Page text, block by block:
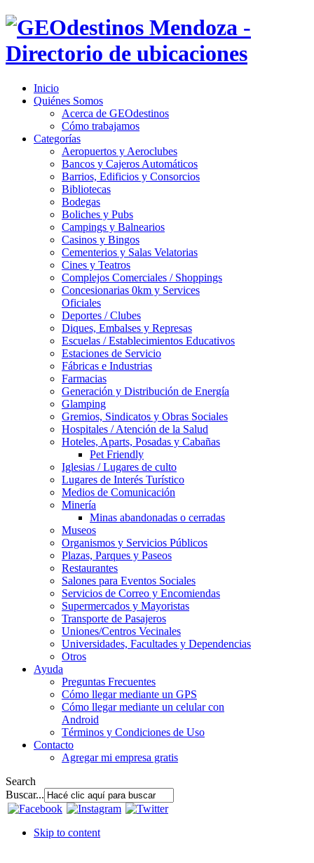
Inicio
Quiénes Somos
Acerca de GEOdestinos
Cómo trabajamos
Categorías
Aeropuertos y Aeroclubes
Bancos y Cajeros Automáticos
Barrios, Edificios y Consorcios
Bibliotecas
Bodegas
Boliches y Pubs
Campings y Balnearios
Casinos y Bingos
Cementerios y Salas Velatorias
Cines y Teatros
Complejos Comerciales / Shoppings
Concesionarias 0km y Services
Oficiales
Deportes / Clubes
Diques, Embalses y Represas
Escuelas / Establecimientos Educativos
Estaciones de Servicio
Fábricas e Industrias
Farmacias
Generación y Distribución de Energía
Glamping
Gremios, Sindicatos y Obras Sociales
Hospitales / Atención de la Salud
Hoteles, Aparts, Posadas y Cabañas
Pet Friendly
Iglesias / Lugares de culto
Lugares de Interés Turístico
Medios de Comunicación
Minería
Minas abandonadas o cerradas
Museos
Organismos y Servicios Públicos
Plazas, Parques y Paseos
Restaurantes
Salones para Eventos Sociales
Servicios de Correo y Encomiendas
Supermercados y Mayoristas
Transporte de Pasajeros
Uniones/Centros Vecinales
Universidades, Facultades y Dependencias
Otros
Ayuda
Preguntas Frecuentes
Cómo llegar mediante un GPS
Cómo llegar mediante un celular con
Android
Términos y Condiciones de Uso
Contacto
Agregar mi empresa gratis
Search
Buscar...
Skip to content